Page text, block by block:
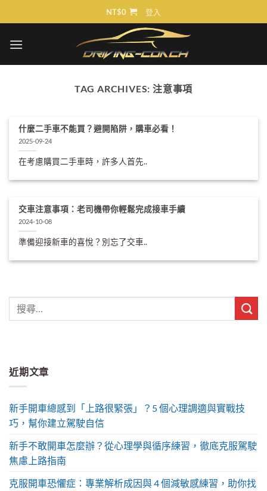
to
NT$0 登入
TAG ARCHIVES: 注意事項
什麼二手車不能買？避開陷阱，購車必看！
2025-09-24
在考慮購買二手車時，許多人首先..
交車注意事項：老司機帶你輕鬆完成接車手續
2024-10-08
準備迎接新車的喜悅？別忘了交車..
近期文章
新手開車總感到「上路很緊張」？5 個心理調適與實戰技
巧，幫你建立駕駛自信
新手不敢開車怎麼辦？從心理學與循序練習，徹底克服駕駛
焦慮上路指南
克服開車恐懼症：專業解析成因與 4 個減敏感練習，助你找